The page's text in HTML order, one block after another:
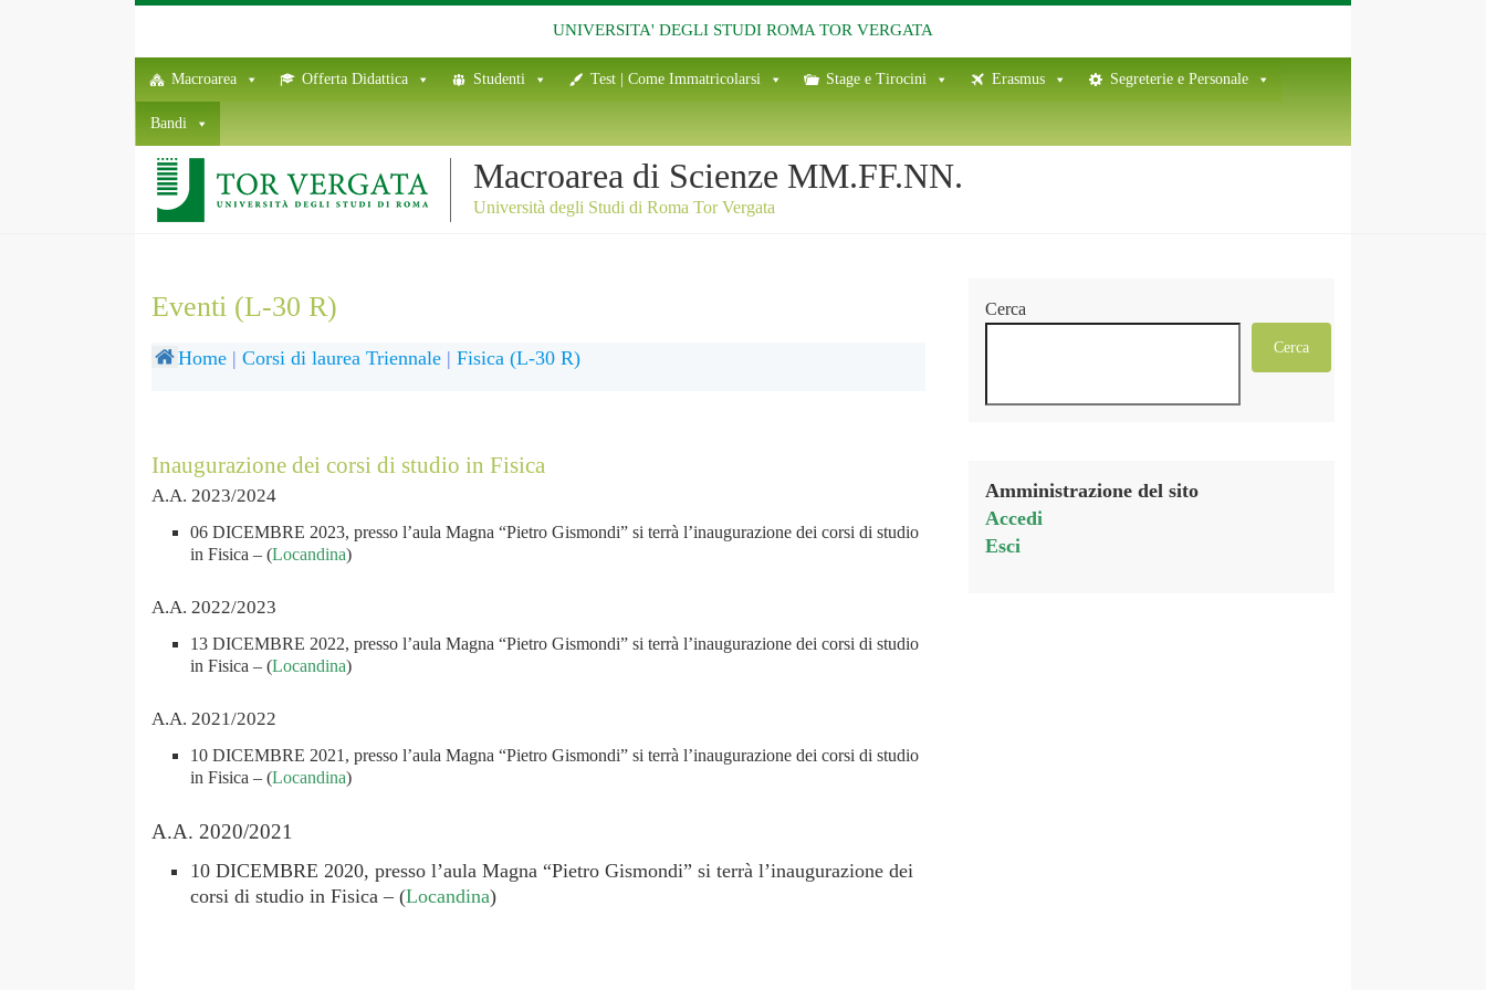
UNIVERSITA' DEGLI STUDI ROMA TOR VERGATA
Macroarea Offerta Didattica Studenti Test | Come Immatricolarsi Stage e Tirocini Erasmus Segreterie e Personale
Bandi
Macroarea di Scienze MM.FF.NN.
Università degli Studi di Roma Tor Vergata
Eventi (L-30 R)
Home | Corsi di laurea Triennale | Fisica (L-30 R)
Inaugurazione dei corsi di studio in Fisica
A.A. 2023/2024
06 DICEMBRE 2023, presso l’aula Magna “Pietro Gismondi” si terrà l’inaugurazione dei corsi di studio
in Fisica – (Locandina)
A.A. 2022/2023
13 DICEMBRE 2022, presso l’aula Magna “Pietro Gismondi” si terrà l’inaugurazione dei corsi di studio
in Fisica – (Locandina)
A.A. 2021/2022
10 DICEMBRE 2021, presso l’aula Magna “Pietro Gismondi” si terrà l’inaugurazione dei corsi di studio
in Fisica – (Locandina)
A.A. 2020/2021
10 DICEMBRE 2020, presso l’aula Magna “Pietro Gismondi” si terrà l’inaugurazione dei
corsi di studio in Fisica – (Locandina)
Cerca
Cerca
Amministrazione del sito
Accedi
Esci